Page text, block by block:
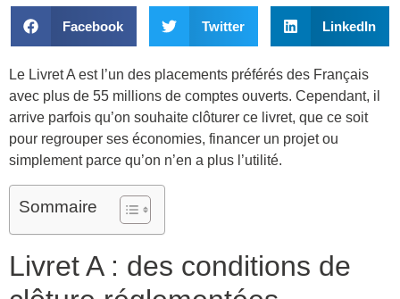
Facebook Twitter LinkedIn
Le Livret A est l’un des placements préférés des Français
avec plus de 55 millions de comptes ouverts. Cependant, il
arrive parfois qu’on souhaite clôturer ce livret, que ce soit
pour regrouper ses économies, financer un projet ou
simplement parce qu’on n’en a plus l’utilité.
Sommaire
Livret A : des conditions de